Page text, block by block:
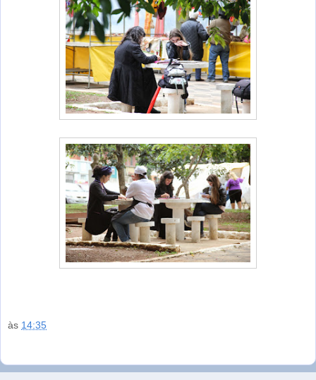
às 14:35